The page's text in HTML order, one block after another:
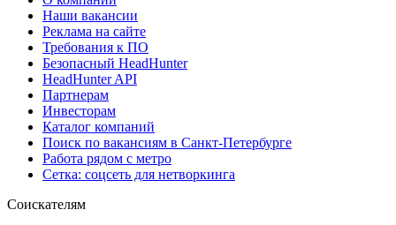
Наши вакансии
Реклама на сайте
Требования к ПО
Безопасный HeadHunter
HeadHunter API
Партнерам
Инвесторам
Каталог компаний
Поиск по вакансиям в Санкт-Петербурге
Работа рядом с метро
Сетка: соцсеть для нетворкинга
Соискателям